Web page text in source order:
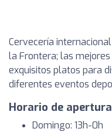
Cervecería
la Frontera; las
exquisitos platos para
diferentes eventos
Horario de apertura
Domingo: 13h-0h